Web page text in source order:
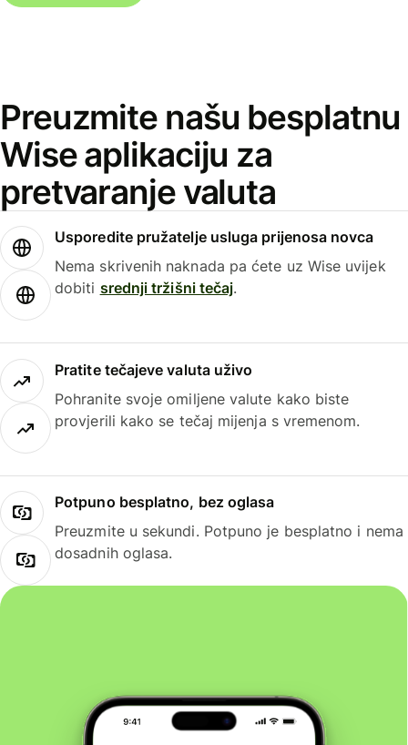
Preuzmite našu besplatnu
Wise aplikaciju za
pretvaranje valuta
Usporedite pružatelje usluga prijenosa novca
Nema skrivenih naknada pa ćete uz Wise uvijek
dobiti srednji tržišni tečaj.
Pratite tečajeve valuta uživo
Pohranite svoje omiljene valute kako biste
provjerili kako se tečaj mijenja s vremenom.
Potpuno besplatno, bez oglasa
Preuzmite u sekundi. Potpuno je besplatno i nema
dosadnih oglasa.